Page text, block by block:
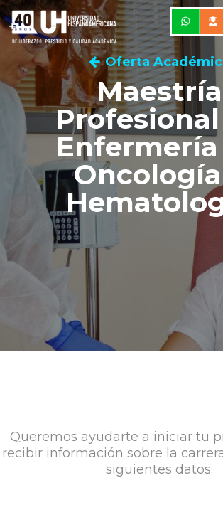
Oferta
Maestría
Enfermería
Queremos ayudarte a iniciar tu
recibir información sobre la
siguientes datos: